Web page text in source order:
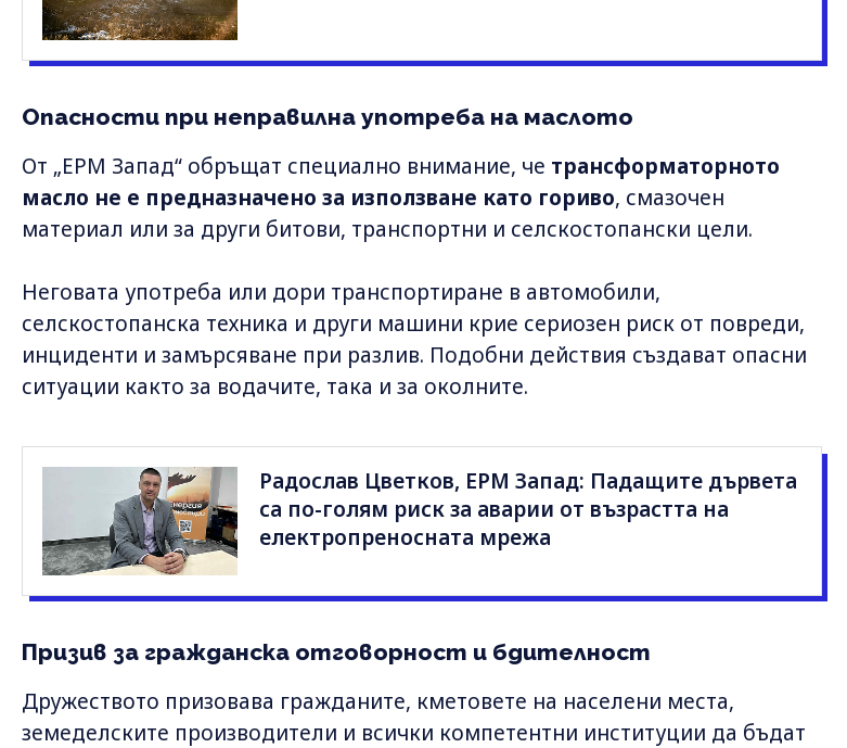
Опасности при неправилна употреба на маслото
От „ЕРМ Запад“ обръщат специално внимание, че трансформаторното
масло не е предназначено за използване като гориво, смазочен
материал или за други битови, транспортни и селскостопански цели.
Неговата употреба или дори транспортиране в автомобили,
селскостопанска техника и други машини крие сериозен риск от повреди,
инциденти и замърсяване при разлив. Подобни действия създават опасни
ситуации както за водачите, така и за околните.
Радослав Цветков, ЕРМ Запад: Падащите дървета
са по-голям риск за аварии от възрастта на
електропреносната мрежа
Призив за гражданска отговорност и бдителност
Дружеството призовава гражданите, кметовете на населени места,
земеделските производители и всички компетентни институции да бъдат